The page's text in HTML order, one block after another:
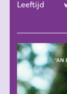
Leeftijd